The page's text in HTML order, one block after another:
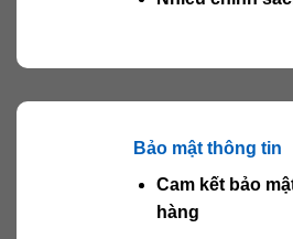
Bảo mật thông tin
Cam kết bảo
hàng